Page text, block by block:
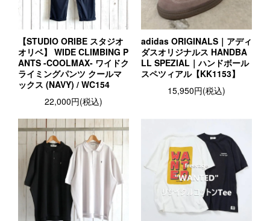
【STUDIO ORIBE スタジオ
オリベ】 WIDE CLIMBING P
ANTS -COOLMAX- ワイドク
ライミングパンツ クールマ
ックス (NAVY) / WC154
22,000円(税込)
adidas ORIGINALS｜アディ
ダスオリジナルス HANDBA
LL SPEZIAL｜ハンドボール
スペツィアル【KK1153】
15,950円(税込)